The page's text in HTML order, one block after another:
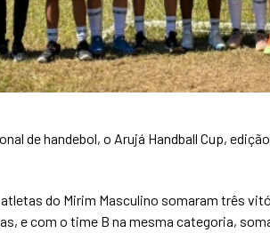
de handebol, o Arujá Handball Cup,
do Mirim Masculino somaram três
e com o time B na mesma categoria,